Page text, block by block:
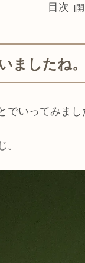
目次
ましたね。
いってみまし